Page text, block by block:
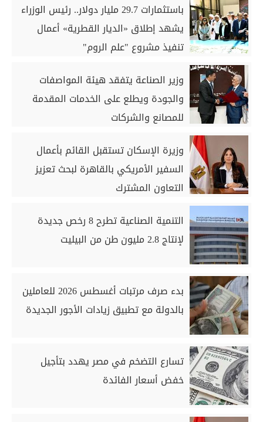
باستثمارات 29.7 مليار دولار.. رئيس الوزراء
يشهد إطلاق «الديار القطرية» أعمال
تنفيذ مشروع "علم الروم"
وزير الصناعة يتفقد هيئة المواصفات
والجودة ويطلع على الخدمات المقدمة
للمصانع والشركات
وزيرة الإسكان تستقبل القائم بأعمال
السفير الأمريكي بالقاهرة لبحث تعزيز
التعاون المشترك
التنمية الصناعية تطرح 8 رخص جديدة
لإنتاج 2.8 مليون طن من البيليت
بدء صرف مرتبات أغسطس 2026 للعاملين
بالدولة مع تطبيق زيادات الأجور الجديدة
تسارع التضخم في مصر يهدد بتأجيل
خفض أسعار الفائدة